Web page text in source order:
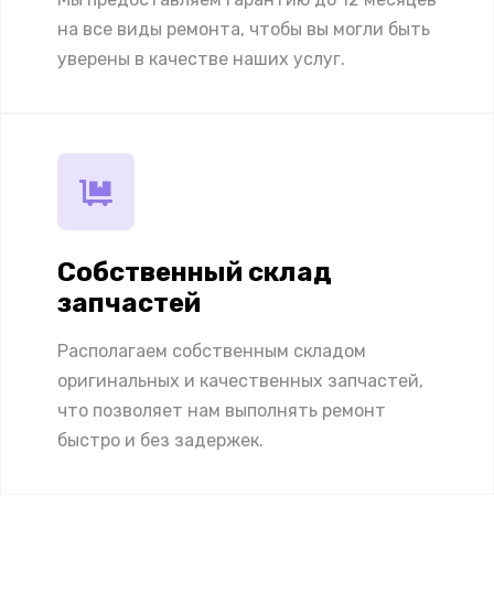
на все виды ремонта, чтобы вы могли быть
уверены в качестве наших услуг.
Собственный склад
запчастей
Располагаем собственным складом
оригинальных и качественных запчастей,
что позволяет нам выполнять ремонт
быстро и без задержек.